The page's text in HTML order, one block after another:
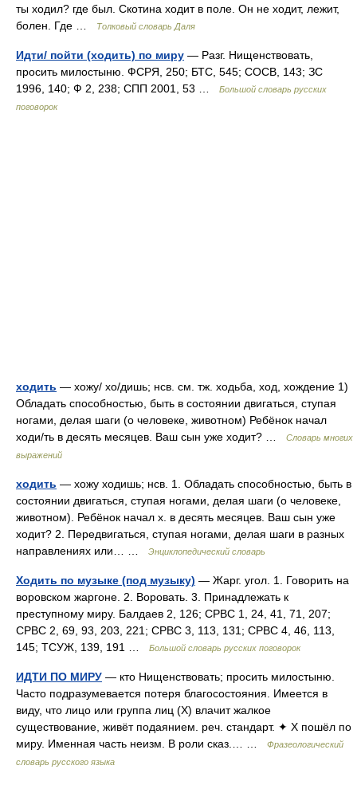
ты ходил? где был. Скотина ходит в поле. Он не ходит, лежит,
болен. Где …
Толковый словарь Даля
Идти/ пойти (ходить) по миру — Разг. Нищенствовать,
просить милостыню. ФСРЯ, 250; БТС, 545; СОСВ, 143; ЗС
1996, 140; Ф 2, 238; СПП 2001, 53 …
Большой словарь русских
поговорок
ходить — хожу/ хо/дишь; нсв. см. тж. ходьба, ход, хождение 1)
Обладать способностью, быть в состоянии двигаться, ступая
ногами, делая шаги (о человеке, животном) Ребёнок начал
ходи/ть в десять месяцев. Ваш сын уже ходит? …
Словарь многих
выражений
ходить — хожу ходишь; нсв. 1. Обладать способностью, быть в
состоянии двигаться, ступая ногами, делая шаги (о человеке,
животном). Ребёнок начал х. в десять месяцев. Ваш сын уже
ходит? 2. Передвигаться, ступая ногами, делая шаги в разных
направлениях или… …
Энциклопедический словарь
Ходить по музыке (под музыку) — Жарг. угол. 1. Говорить на
воровском жаргоне. 2. Воровать. 3. Принадлежать к
преступному миру. Балдаев 2, 126; СРВС 1, 24, 41, 71, 207;
СРВС 2, 69, 93, 203, 221; СРВС 3, 113, 131; СРВС 4, 46, 113,
145; ТСУЖ, 139, 191 …
Большой словарь русских поговорок
ИДТИ ПО МИРУ — кто Нищенствовать; просить милостыню.
Часто подразумевается потеря благосостояния. Имеется в
виду, что лицо или группа лиц (X) влачит жалкое
существование, живёт подаянием. реч. стандарт. ✦ Х пошёл по
миру. Именная часть неизм. В роли сказ.… …
Фразеологический
словарь русского языка